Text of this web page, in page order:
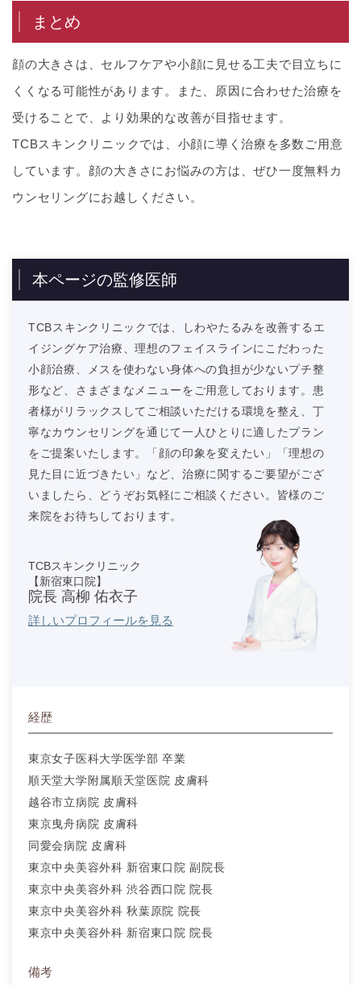
まとめ
顔の大きさは、セルフケアや小顔に見せる工夫で目立ちに
くくなる可能性があります。また、原因に合わせた治療を
受けることで、より効果的な改善が目指せます。
TCBスキンクリニックでは、小顔に導く治療を多数ご用意
しています。顔の大きさにお悩みの方は、ぜひ一度無料カ
ウンセリングにお越しください。
本ページの監修医師
TCBスキンクリニックでは、しわやたるみを改善するエ
イジングケア治療、理想のフェイスラインにこだわった
小顔治療、メスを使わない身体への負担が少ないプチ整
形など、さまざまなメニューをご用意しております。患
者様がリラックスしてご相談いただける環境を整え、丁
寧なカウンセリングを通じて一人ひとりに適したプラン
をご提案いたします。「顔の印象を変えたい」「理想の
見た目に近づきたい」など、治療に関するご要望がござ
いましたら、どうぞお気軽にご相談ください。皆様のご
来院をお待ちしております。
TCBスキンクリニック
【新宿東口院】
院長 高柳 佑衣子
詳しいプロフィールを見る
経歴
東京女子医科大学医学部 卒業
順天堂大学附属順天堂医院 皮膚科
越谷市立病院 皮膚科
東京曳舟病院 皮膚科
同愛会病院 皮膚科
東京中央美容外科 新宿東口院 副院長
東京中央美容外科 渋谷西口院 院長
東京中央美容外科 秋葉原院 院長
東京中央美容外科 新宿東口院 院長
備考